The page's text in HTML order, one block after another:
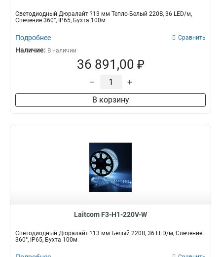
Светодиодный Дюралайт ?13 мм Тепло-Белый 220В, 36 LED/м,
Свечение 360°, IP65, Бухта 100м
Подробнее Сравнить
Наличие: В наличии
36 891,00 ₽
– +
В корзину
Laitcom F3-H1-220V-W
Светодиодный Дюралайт ?13 мм Белый 220В, 36 LED/м, Свечение
360°, IP65, Бухта 100м